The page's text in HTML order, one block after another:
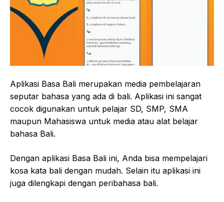
Aplikasi Basa Bali merupakan media pembelajaran
seputar bahasa yang ada di bali. Aplikasi ini sangat
cocok digunakan untuk pelajar SD, SMP, SMA
maupun Mahasiswa untuk media atau alat belajar
bahasa Bali.
Dengan aplikasi Basa Bali ini, Anda bisa mempelajari
kosa kata bali dengan mudah. Selain itu aplikasi ini
juga dilengkapi dengan peribahasa bali.